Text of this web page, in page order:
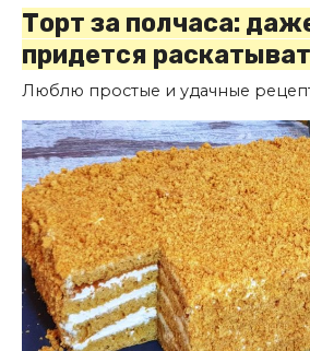
Торт за полчаса:
придется
Люблю простые и удачные